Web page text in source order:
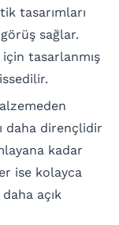
tasarımları
sağlar.
tasarlanmış
daha dirençlidir
kadar
ise kolayca
açık